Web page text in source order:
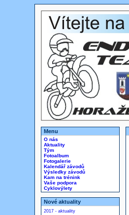
Menu
O nás
Aktuality
Tým
Fotoalbum
Fotogalerie
Kalendář závodů
Výsledky závodů
Kam na trénink
Vaše podpora
Cyklovýlety
Nové aktuality
2017 - aktuality